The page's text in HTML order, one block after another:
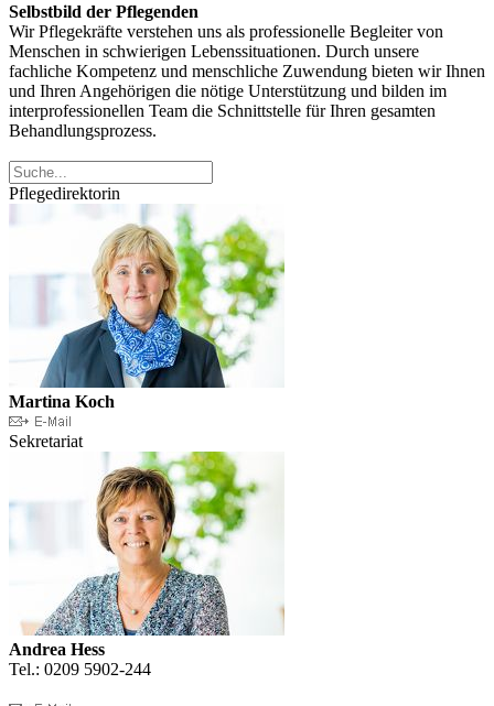
Selbstbild der Pflegenden
Wir Pflegekräfte verstehen uns als professionelle Begleiter von
Menschen in schwierigen Lebenssituationen. Durch unsere
fachliche Kompetenz und menschliche Zuwendung bieten wir Ihnen
und Ihren Angehörigen die nötige Unterstützung und bilden im
interprofessionellen Team die Schnittstelle für Ihren gesamten
Behandlungsprozess.
Pflegedirektorin
Martina Koch
Sekretariat
Andrea Hess
Tel.: 0209 5902-244